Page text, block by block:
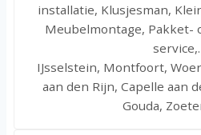
installatie, Klusjesman,
Meubelmontage, Pakket-
IJsselstein, Montfoort,
aan den Rijn, Capelle aan
Gouda,